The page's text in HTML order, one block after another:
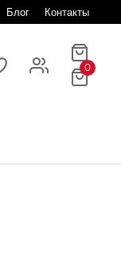
Блог Контакты
0